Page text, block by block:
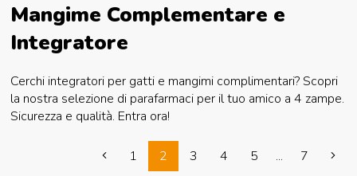
Mangime Complementare e
Integratore
Cerchi integratori per gatti e mangimi complimentari? Scopri
la nostra selezione di parafarmaci per il tuo amico a 4 zampe.
Sicurezza e qualità. Entra ora!
1 2 3 4 5 ... 7